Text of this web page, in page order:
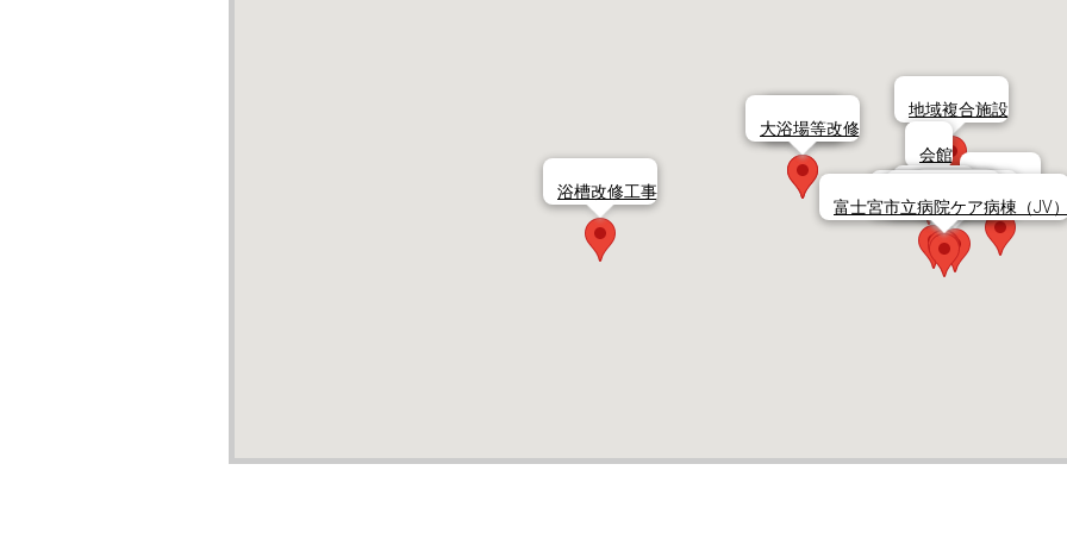
エレベーター新設
外構工事
交番新築工事
増築工事
浴槽改修工事
富士宮市立病院ケア病棟（JV
地域複合施設
会館
耐震工事
大浴場等改修